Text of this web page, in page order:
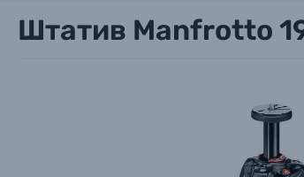
Штатив Manfrotto